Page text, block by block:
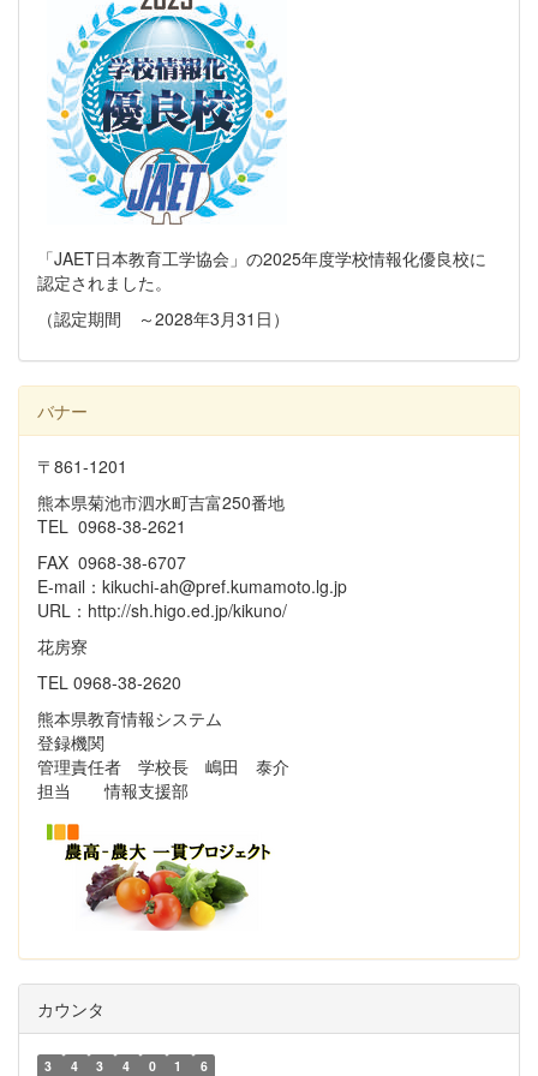
「JAET日本教育工学協会」の2025年度学校情報化優良校に
認定されました。
（認定期間 ～2028年3月31日）
バナー
〒861-1201
熊本県菊池市泗水町吉富250番地
TEL 0968-38-2621
FAX 0968-38-6707
E-mail：kikuchi-ah@pref.kumamoto.lg.jp
URL：http://sh.higo.ed.jp/kikuno/
花房寮
TEL 0968-38-2620
熊本県教育情報システム
登録機関
管理責任者 学校長 嶋田 泰介
担当 情報支援部
カウンタ
3 4 3 4 0 1 6